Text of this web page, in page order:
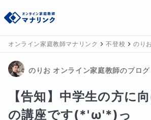
オンライン家庭教師マナリンク 不登校 のり
のりお オンライン家庭教師のブログ
【告知】中学生の方に
の講座です(*'ω'*)っ